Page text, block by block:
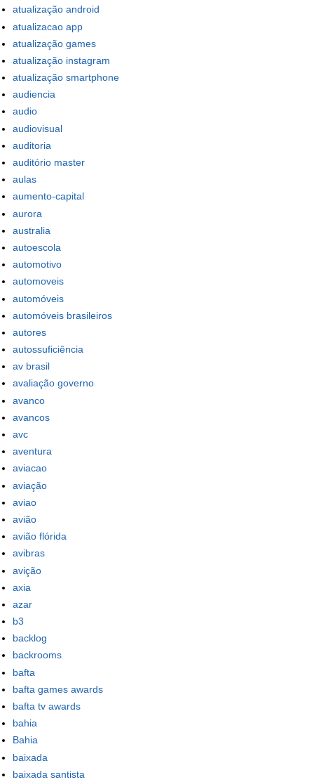
atualização android
atualizacao app
atualização games
atualização instagram
atualização smartphone
audiencia
audio
audiovisual
auditoria
auditório master
aulas
aumento-capital
aurora
australia
autoescola
automotivo
automoveis
automóveis
automóveis brasileiros
autores
autossuficiência
av brasil
avaliação governo
avanco
avancos
avc
aventura
aviacao
aviação
aviao
avião
avião flórida
avibras
avição
axia
azar
b3
backlog
backrooms
bafta
bafta games awards
bafta tv awards
bahia
Bahia
baixada
baixada santista